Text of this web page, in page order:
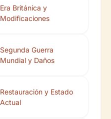
Era Británica y
Modificaciones
Segunda Guerra
Mundial y Daños
Restauración y Estado
Actual